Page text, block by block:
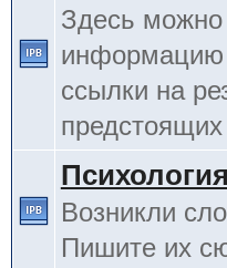
Здесь можно
информацию
ссылки на
Возникли
Пишите их